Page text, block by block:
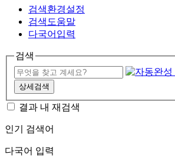
검색환경설정
검색도움말
다국어입력
검색
상세검색
결과 내 재검색
인기 검색어
다국어 입력